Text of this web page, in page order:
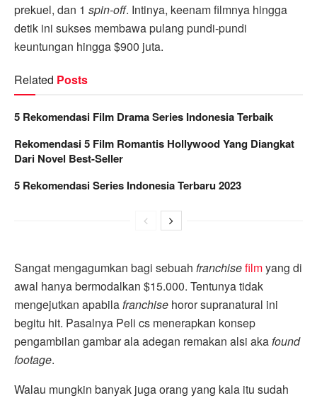
prekuel, dan 1 spin-off. Intinya, keenam filmnya hingga
detik ini sukses membawa pulang pundi-pundi
keuntungan hingga $900 juta.
Related Posts
5 Rekomendasi Film Drama Series Indonesia Terbaik
Rekomendasi 5 Film Romantis Hollywood Yang Diangkat
Dari Novel Best-Seller
5 Rekomendasi Series Indonesia Terbaru 2023
Sangat mengagumkan bagi sebuah franchisefilmyang di
awal hanya bermodalkan $15.000. Tentunya tidak
mengejutkan apabilafranchise horor supranatural ini
begitu hit. Pasalnya Peli cs menerapkan konsep
pengambilan gambar ala adegan remakan alsi akafound
footage.
Walau mungkin banyak juga orang yang kala itu sudah